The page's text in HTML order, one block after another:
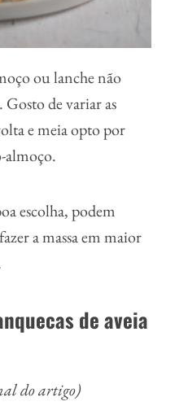
ou lanche não
de variar as
e meia opto por
almoço.
escolha, podem
a massa em maior
de aveia
do artigo)